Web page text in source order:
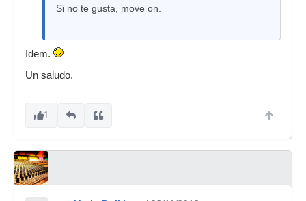
Si no te gusta, move on.
Idem.
Un saludo.
1